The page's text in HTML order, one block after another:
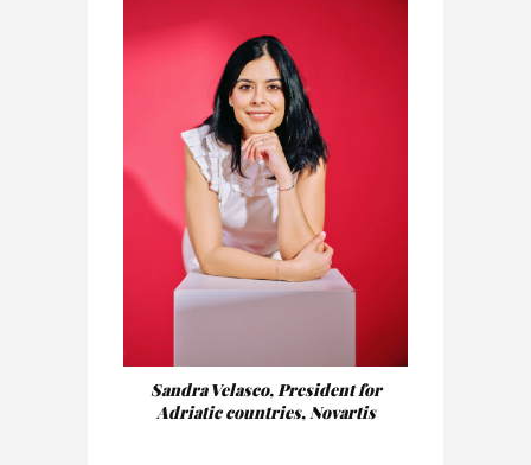
Sandra Velasco, President for
Adriatic countries, Novartis